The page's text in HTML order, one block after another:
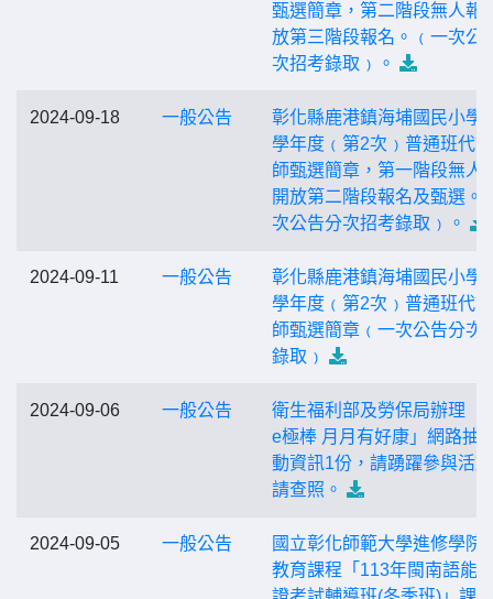
甄選簡章，第二階段無人報
放第三階段報名。﹙一次公
次招考錄取﹚。
2024-09-18 一般公告
彰化縣鹿港鎮海埔國民小學
學年度﹙第2次﹚普通班代
師甄選簡章，第一階段無人
開放第二階段報名及甄選。
次公告分次招考錄取﹚。
2024-09-11 一般公告
彰化縣鹿港鎮海埔國民小學
學年度﹙第2次﹚普通班代
師甄選簡章﹙一次公告分次
錄取﹚
2024-09-06 一般公告
衛生福利部及勞保局辦理「
e極棒 月月有好康」網路抽
動資訊1份，請踴躍參與活
請查照。
2024-09-05 一般公告
國立彰化師範大學進修學院
教育課程「113年閩南語能